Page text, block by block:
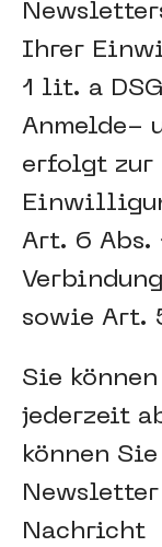
Ihrer
1 lit. a
Anmelde-
erfolgt zur
Art. 6 Abs.
sowie Art.
Sie
jederzeit
können
Nachricht